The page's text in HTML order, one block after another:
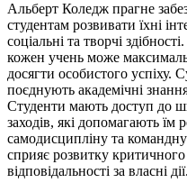
Альберт Коледж прагне
студентам розвивати їхні
соціальні та творчі
кожен учень може
досягти особистого успіху.
поєднують академічні
Студенти мають доступ до
заходів, які допомагають їм
самодисципліну та
сприяє розвитку
відповідальності за власні дії.